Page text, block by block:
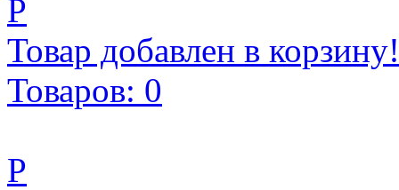
Р
Товар добавлен в корзину!
Товаров: 0
Р